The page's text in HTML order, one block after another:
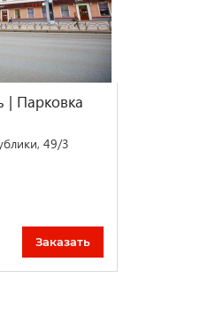
Парковка
49/3
Заказать